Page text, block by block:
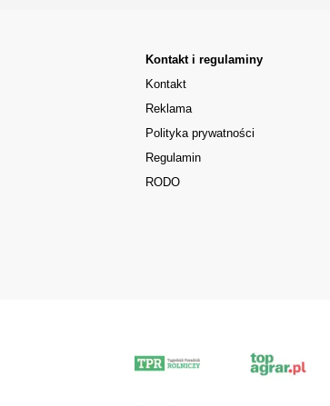
Kontakt i regulaminy
Kontakt
Reklama
Polityka prywatności
Regulamin
RODO